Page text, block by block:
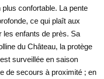
plus confortable. La pente
ce qui plaît aux
les enfants de près. Sa
du Château, la protège
surveillée en saison
de secours à proximité ; en